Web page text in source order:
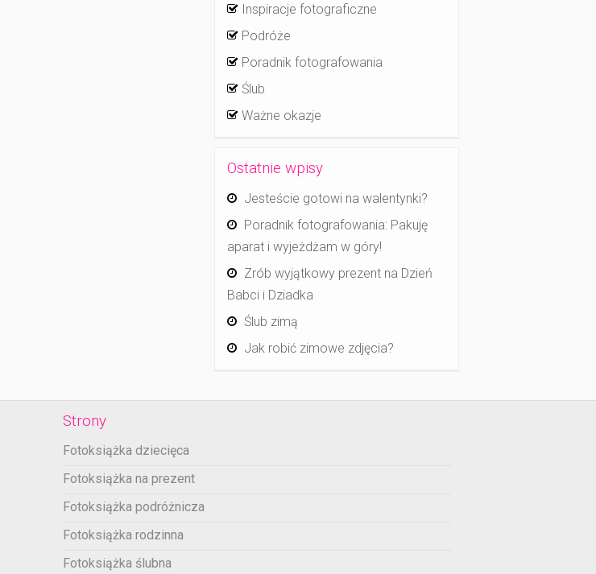
Inspiracje fotograficzne
Podróże
Poradnik fotografowania
Ślub
Ważne okazje
Ostatnie wpisy
Jesteście gotowi na walentynki?
Poradnik fotografowania: Pakuję
aparat i wyjeżdżam w góry!
Zrób wyjątkowy prezent na Dzień
Babci i Dziadka
Ślub zimą
Jak robić zimowe zdjęcia?
Strony
Fotoksiążka dziecięca
Fotoksiążka na prezent
Fotoksiążka podróżnicza
Fotoksiążka rodzinna
Fotoksiążka ślubna